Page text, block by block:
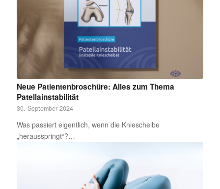
Neue Patientenbroschüre: Alles zum Thema
Patellainstabilität
30. September 2024
Was passiert eigentlich, wenn die Kniescheibe
„herausspringt“?…